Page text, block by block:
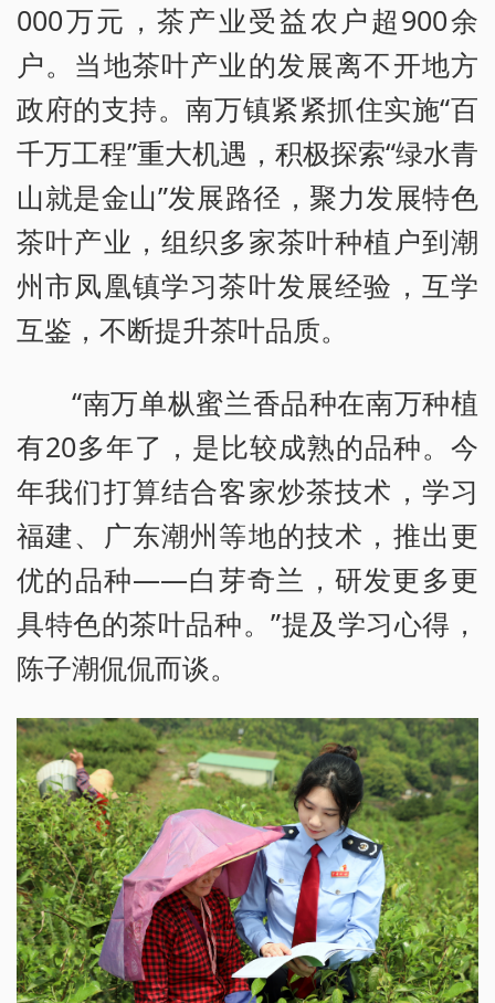
000万元，茶产业受益农户超900余
户。当地茶叶产业的发展离不开地方
政府的支持。南万镇紧紧抓住实施“百
千万工程”重大机遇，积极探索“绿水青
山就是金山”发展路径，聚力发展特色
茶叶产业，组织多家茶叶种植户到潮
州市凤凰镇学习茶叶发展经验，互学
互鉴，不断提升茶叶品质。
“南万单枞蜜兰香品种在南万种植
有20多年了，是比较成熟的品种。今
年我们打算结合客家炒茶技术，学习
福建、广东潮州等地的技术，推出更
优的品种——白芽奇兰，研发更多更
具特色的茶叶品种。”提及学习心得，
陈子潮侃侃而谈。